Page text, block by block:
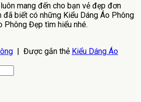
mang đến cho bạn vẻ đẹp đơn
đã biết có những Kiểu Dáng Áo Phông
Phông Đẹp tìm hiểu nhé.
Được gắn thẻ Kiểu Dáng Áo